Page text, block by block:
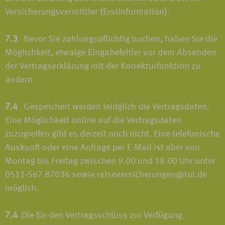
Versicherungsvermittler (Erstinformation).
7.3 Bevor Sie zahlungspflichtig buchen, haben Sie die
Möglichkeit, etwaige Eingabefehler vor dem Absenden
der Vertragserklärung mit der Korrekturfunktion zu
ändern.
7.4 Gespeichert werden leidglich die Vertragsdaten.
Eine Möglichkeit online auf die Vertragsdaten
zuzugreifen gibt es derzeit noch nicht. Eine telefonische
Auskunft oder eine Anfrage per E-Mail ist aber von
Montag bis Freitag zwischen 9.00 und 18.00 Uhr unter
0511-567 87036 sowie reiseversicherungen@tui.de
möglich.
7.4
Die für den Vertragsschluss zur Verfügung